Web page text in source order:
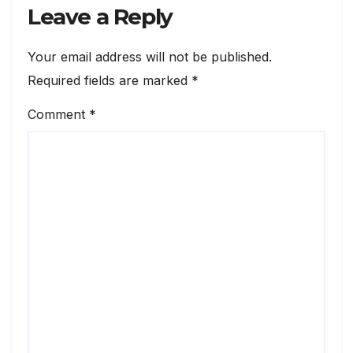
Leave a Reply
Your email address will not be published.
Required fields are marked *
Comment *